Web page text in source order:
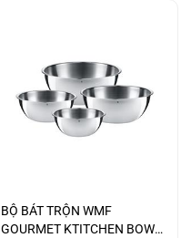
BỘ BÁT TRỘN WMF
GOURMET KTITCHEN BOWL